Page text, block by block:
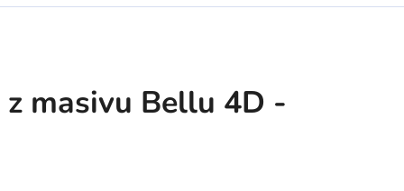
masivu Bellu 4D -